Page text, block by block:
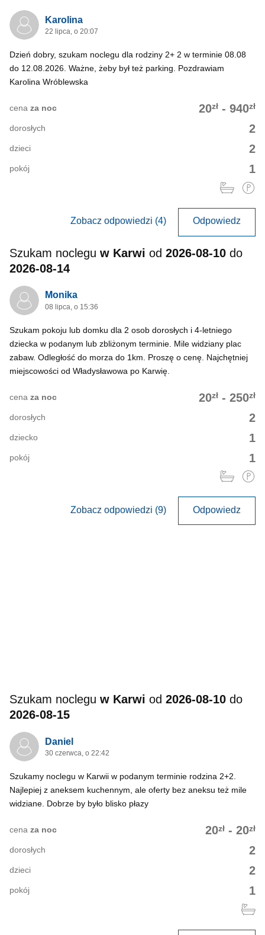
Karolina
22 lipca, o 20:07
Dzień dobry, szukam noclegu dla rodziny 2+ 2 w terminie 08.08
do 12.08.2026. Ważne, żeby był też parking. Pozdrawiam
Karolina Wróblewska
20zł - 940zł
cena za noc
2
dorosłych
2
dzieci
1
pokój
Zobacz odpowiedzi (4) Odpowiedz
Szukam noclegu w Karwi od 2026-08-10 do
2026-08-14
Monika
08 lipca, o 15:36
Szukam pokoju lub domku dla 2 osob dorosłych i 4-letniego
dziecka w podanym lub zbliżonym terminie. Mile widziany plac
zabaw. Odległość do morza do 1km. Proszę o cenę. Najchętniej
miejscowości od Władysławowa po Karwię.
20zł - 250zł
cena za noc
2
dorosłych
1
dziecko
1
pokój
Zobacz odpowiedzi (9) Odpowiedz
Szukam noclegu w Karwi od 2026-08-10 do
2026-08-15
Daniel
30 czerwca, o 22:42
Szukamy noclegu w Karwii w podanym terminie rodzina 2+2.
Najlepiej z aneksem kuchennym, ale oferty bez aneksu też mile
widziane. Dobrze by było blisko płazy
20zł - 20zł
cena za noc
2
dorosłych
2
dzieci
1
pokój